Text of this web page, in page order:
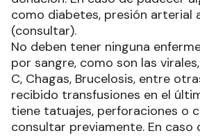
como diabetes, presión arterial
(consultar).
No deben tener ninguna
por sangre, como son las
C, Chagas, Brucelosis, entre
recibido transfusiones en el
tiene tatuajes, perforaciones o
consultar previamente. En caso